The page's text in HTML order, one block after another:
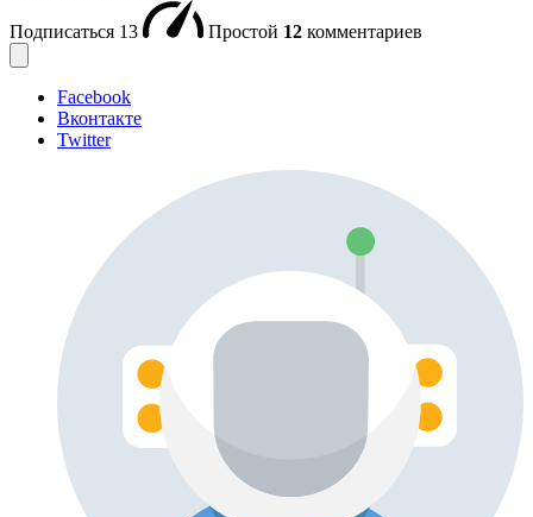
Подписаться 13 Простой 12 комментариев
Facebook
Вконтакте
Twitter